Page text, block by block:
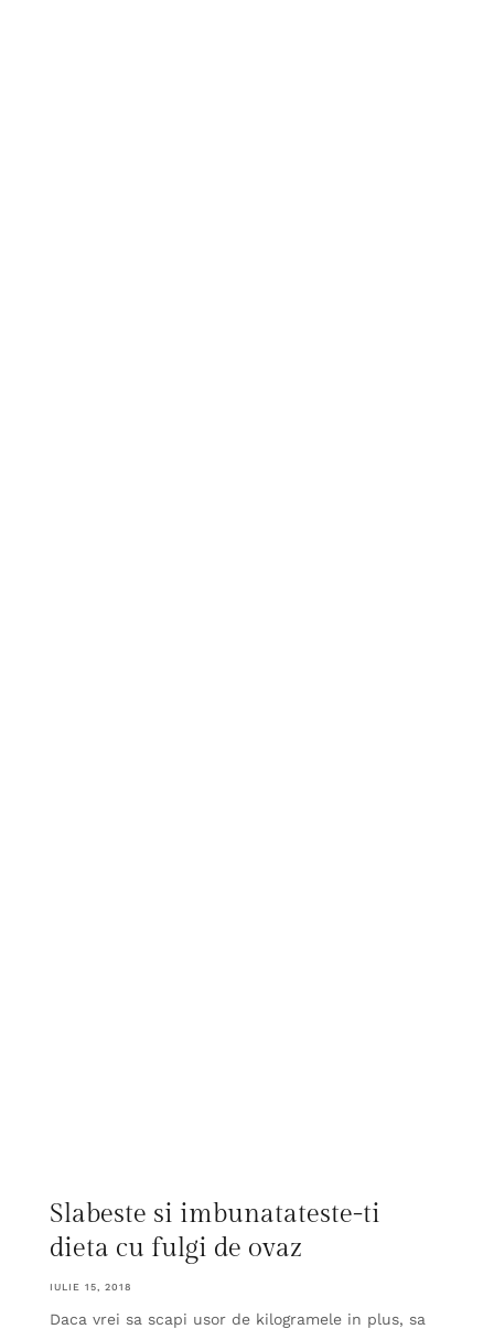
Slabeste si imbunatateste-ti
dieta cu fulgi de ovaz
IULIE 15, 2018
Daca vrei sa scapi usor de kilogramele in plus, sa